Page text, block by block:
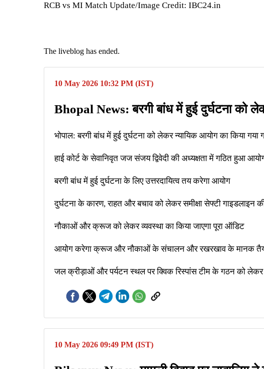
RCB vs MI Match Update/Image Credit: IBC24.in
The liveblog has ended.
10 May 2026 10:32 PM (IST)
Bhopal News: बरगी बांध में हुई दुर्घटना को
भोपाल: बरगी बांध में हुई दुर्घटना को लेकर न्यायिक आयोग का किया गया
हाई कोर्ट के सेवानिवृत जज संजय द्विवेदी की अध्यक्षता में गठित हुआ
बरगी बांध में हुई दुर्घटना के लिए उत्तरदायित्व तय करेगा आयोग
दुर्घटना के कारण, राहत और बचाव को लेकर समीक्षा सेफ्टी गाइडलाइन
नौकाओं और क्रूज को लेकर व्यवस्था का किया जाएगा पूरा ऑडिट
आयोग करेगा क्रूज और नौकाओं के संचालन और रखरखाव के मानक
जल क्रीड़ाओं और पर्यटन स्थल पर क्विक रिस्पांस टीम के गठन को लेकर
10 May 2026 09:49 PM (IST)